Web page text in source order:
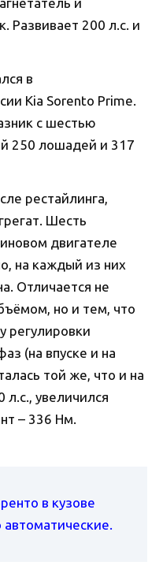
Развивает 200 л.с. и
в
Kia Sorento Prime.
с шестью
250 лошадей и 317
рестайлинга,
Шесть
двигателе
на каждый из них
Отличается не
но и тем, что
регулировки
(на впуске и на
той же, что и на
увеличился
– 336 Нм.
в кузове